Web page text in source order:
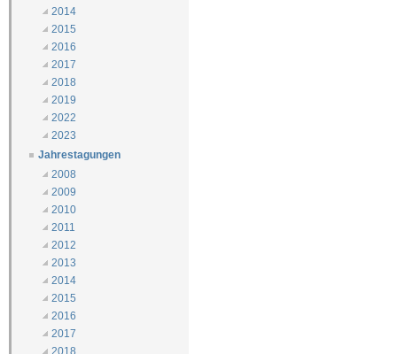
2014
2015
2016
2017
2018
2019
2022
2023
Jahrestagungen
2008
2009
2010
2011
2012
2013
2014
2015
2016
2017
2018